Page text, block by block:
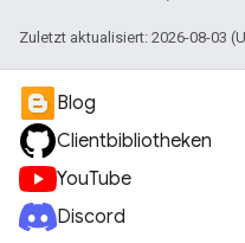
Zuletzt aktualisiert: 2026-08-03
Blog
Clientbibliotheken
YouTube
Discord